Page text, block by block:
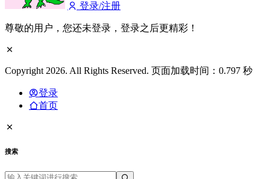
登录/注册
尊敬的用户，您还未登录，登录之后更精彩！
Copyright 2026. All Rights Reserved. 页面加载时间：0.797 秒
登录
首页
搜索